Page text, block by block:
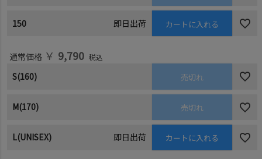
150 即日出荷 カートに入れる
通常価格 ￥ 9,790 税込
S(160) 売切れ
M(170) 売切れ
L(UNISEX) 即日出荷 カートに入れる